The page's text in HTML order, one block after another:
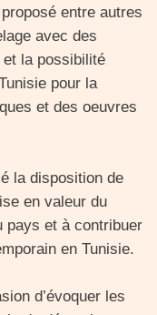
entre autres
avec des
la possibilité
pour la
et des oeuvres
la disposition de
en valeur du
pays et à contribuer
en Tunisie.
d’évoquer les